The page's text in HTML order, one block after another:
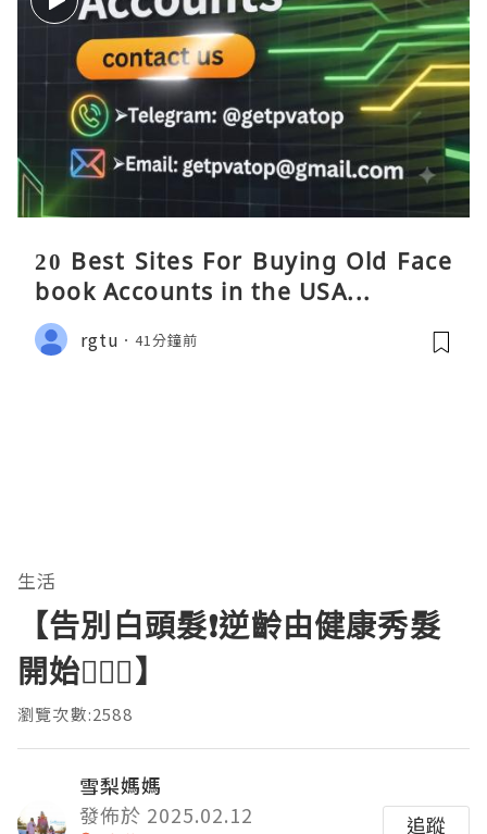
20 Best Sites For Buying Old Face
book Accounts in the USA...
rgtu 41分鐘前
生活
【告別白頭髮❗️逆齡由健康秀髮
開始💇🏼‍♀️】
瀏覽次數:2588
雪梨媽媽
發佈於 2025.02.12
追蹤